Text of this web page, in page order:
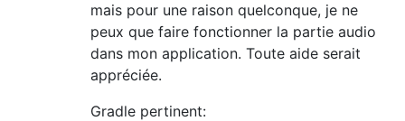
mais pour une raison quelconque, je ne
peux que faire fonctionner la partie audio
dans mon application. Toute aide serait
appréciée.
Gradle pertinent: